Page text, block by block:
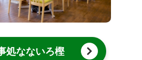
処なないろ樫